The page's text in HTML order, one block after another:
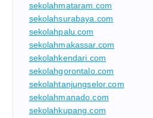
sekolahmataram.com
sekolahsurabaya.com
sekolahpalu.com
sekolahmakassar.com
sekolahkendari.com
sekolahgorontalo.com
sekolahtanjungselor.com
sekolahmanado.com
sekolahkupang.com